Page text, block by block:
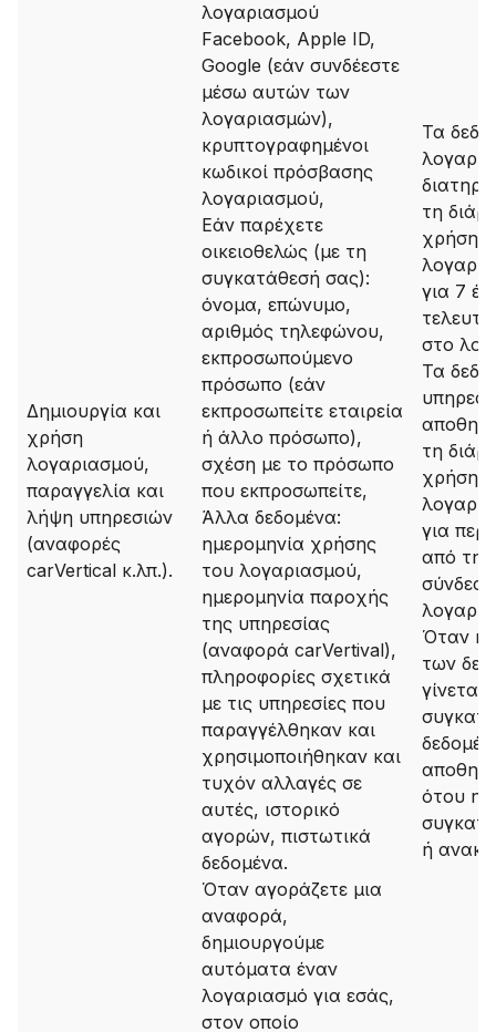
Δημιουργία και
χρήση
λογαριασμού,
παραγγελία και
λήψη υπηρεσιών
(αναφορές
carVertical κ.λπ.).
λογαριασμού
Facebook, Apple ID,
Google (εάν συνδέεστε
μέσω αυτών των
λογαριασμών),
κρυπτογραφημένοι
κωδικοί πρόσβασης
λογαριασμού,
Εάν παρέχετε
οικειοθελώς (με τη
συγκατάθεσή σας):
όνομα, επώνυμο,
αριθμός τηλεφώνου,
εκπροσωπούμενο
πρόσωπο (εάν
εκπροσωπείτε εταιρεία
ή άλλο πρόσωπο),
σχέση με το πρόσωπο
που εκπροσωπείτε,
Άλλα δεδομένα:
ημερομηνία χρήσης
του λογαριασμού,
ημερομηνία παροχής
της υπηρεσίας
(αναφορά carVertival),
πληροφορίες σχετικά
με τις υπηρεσίες που
παραγγέλθηκαν και
χρησιμοποιήθηκαν και
τυχόν αλλαγές σε
αυτές, ιστορικό
αγορών, πιστωτικά
δεδομένα.
Όταν αγοράζετε μια
αναφορά,
δημιουργούμε
αυτόματα έναν
λογαριασμό για εσάς,
στον οποίο
Τα
τη
χρήσης
για 7
στο
Τα
τη
χρήσης
για
από την
Όταν η
των
γίνεται
ότου η
ή